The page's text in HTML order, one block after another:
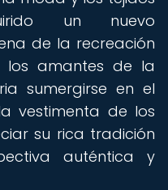
un nuevo
de la recreación
los amantes de la
sumergirse en el
vestimenta de los
su rica tradición
auténtica y